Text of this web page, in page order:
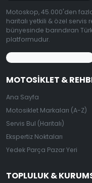
Motoskop, 45.000'den
haritalı yetkili & özel
bünyesinde barındıran
platformudur.
MOTOSIKLET &
Ana Sayfa
Motosiklet Markaları (A-Z)
Servis Bul (Haritalı)
Ekspertiz Noktaları
Yedek Parça Pazar Yeri
TOPLULUK &